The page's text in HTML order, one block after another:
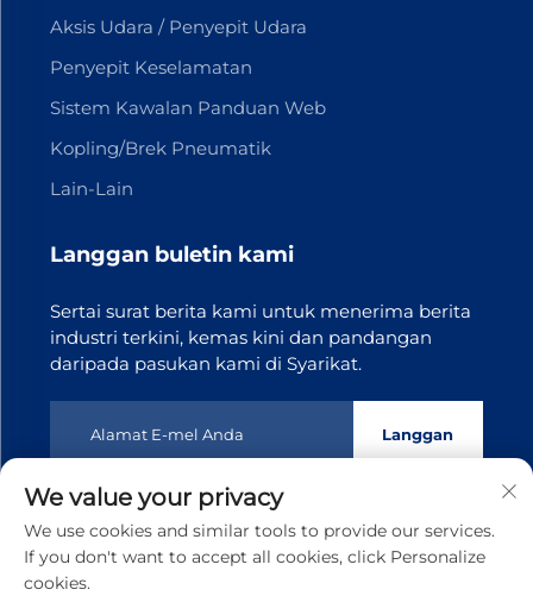
Aksis Udara / Penyepit Udara
Penyepit Keselamatan
Sistem Kawalan Panduan Web
Kopling/Brek Pneumatik
Lain-Lain
Langgan buletin kami
Sertai surat berita kami untuk menerima berita
industri terkini, kemas kini dan pandangan
daripada pasukan kami di Syarikat.
Langgan
Hak Cipta © 2025 Dongguan Tianji Transmission Technology
co.,Ltd. Semua hak terpelihara
Dasar Privasi
We value your privacy
We use cookies and similar tools to provide our services.
If you don't want to accept all cookies, click Personalize
cookies.